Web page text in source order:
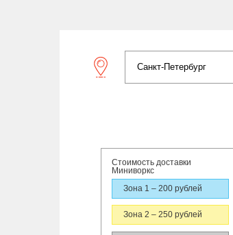
Стоимость доставки
Миниворкс
Зона 1 – 200 рублей
Зона 2 – 250 рублей